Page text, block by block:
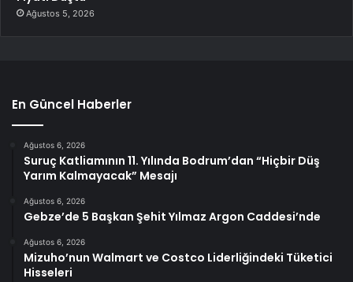
Ağustos 5, 2026
En Güncel Haberler
Ağustos 6, 2026
Suruç Katliamının 11. Yılında Bodrum’dan “Hiçbir Düş
Yarım Kalmayacak” Mesajı
Ağustos 6, 2026
Gebze’de 5 Başkan Şehit Yılmaz Argon Caddesi’nde
Ağustos 6, 2026
Mizuho’nun Walmart ve Costco Liderliğindeki Tüketici
Hisseleri